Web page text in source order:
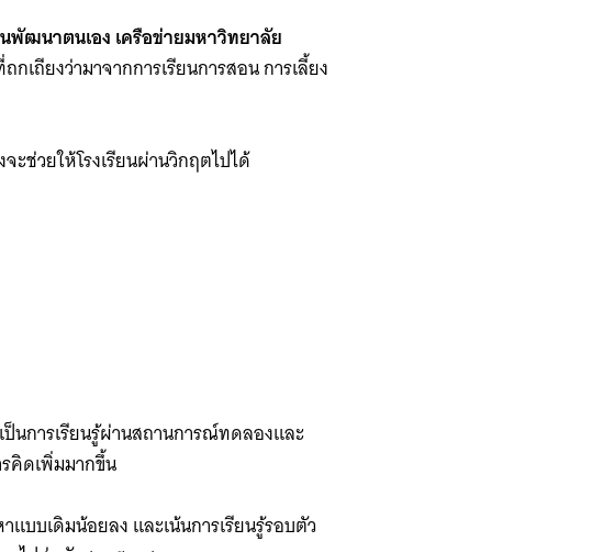
พัฒนาตนเอง เครือข่ายมหาวิทยาลัย
เถียงว่ามาจากการเรียนการสอน การเลี้ยง
ะช่วยให้โรงเรียนผ่านวิกฤตไปได้
ป็นการเรียนรู้ผ่านสถานการณ์ทดลองและ
คิดเพิ่มมากขึ้น
แบบเดิมน้อยลง และเน้นการเรียนรู้รอบตัว